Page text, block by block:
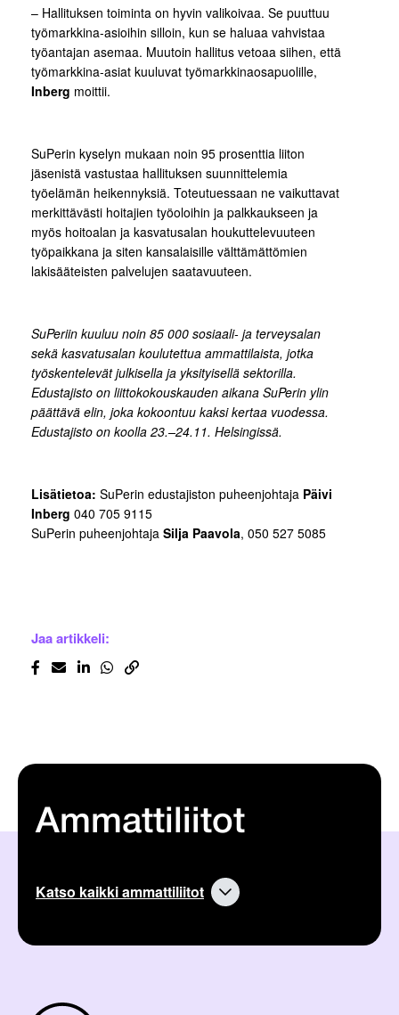
– Hallituksen toiminta on hyvin valikoivaa. Se puuttuu
työmarkkina-asioihin silloin, kun se haluaa vahvistaa
työantajan asemaa. Muutoin hallitus vetoaa siihen, että
työmarkkina-asiat kuuluvat työmarkkinaosapuolille,
Inberg moittii.
SuPerin kyselyn mukaan noin 95 prosenttia liiton
jäsenistä vastustaa hallituksen suunnittelemia
työelämän heikennyksiä. Toteutuessaan ne vaikuttavat
merkittävästi hoitajien työoloihin ja palkkaukseen ja
myös hoitoalan ja kasvatusalan houkuttelevuuteen
työpaikkana ja siten kansalaisille välttämättömien
lakisääteisten palvelujen saatavuuteen.
SuPeriin kuuluu noin 85 000 sosiaali- ja terveysalan
sekä kasvatusalan koulutettua ammattilaista, jotka
työskentelevät julkisella ja yksityisellä sektorilla.
Edustajisto on liittokokouskauden aikana SuPerin ylin
päättävä elin, joka kokoontuu kaksi kertaa vuodessa.
Edustajisto on koolla 23.–24.11. Helsingissä.
Lisätietoa: SuPerin edustajiston puheenjohtaja Päivi
Inberg 040 705 9115
SuPerin puheenjohtaja Silja Paavola, 050 527 5085
Jaa artikkeli:
Ammattiliitot
Katso kaikki ammattiliitot